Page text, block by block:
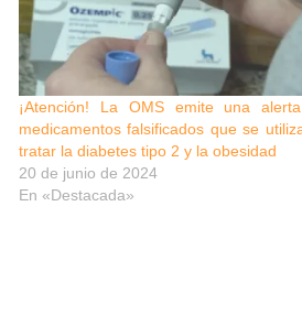
¡Atención! La OMS emite una
medicamentos falsificados que se
tratar la diabetes tipo 2 y la obesidad
20 de junio de 2024
En «Destacada»